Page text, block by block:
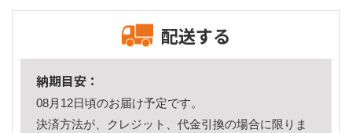
配送する
納期目安：
08月12日頃のお届け予定です。
決済方法が、クレジット、代金引換の場合に限りま